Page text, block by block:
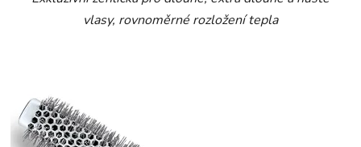
vlasy, rovnoměrné rozložení tepla